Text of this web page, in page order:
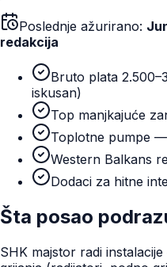
Poslednje ažurirano:
redakcija
Bruto plata
iskusan)
Top manjkajuće
Toplotne pumpe
Western Balkans
Dodaci za hitne
Šta posao
SHK majstor radi